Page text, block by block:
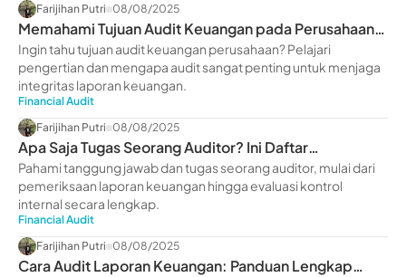
Farijihan Putri 08/08/2025
Memahami Tujuan Audit Keuangan pada Perusahaan,
Lengkap!
Ingin tahu tujuan audit keuangan perusahaan? Pelajari
pengertian dan mengapa audit sangat penting untuk menjaga
integritas laporan keuangan.
Financial Audit
Farijihan Putri 08/08/2025
Apa Saja Tugas Seorang Auditor? Ini Daftar
Lengkapnya
Pahami tanggung jawab dan tugas seorang auditor, mulai dari
pemeriksaan laporan keuangan hingga evaluasi kontrol
internal secara lengkap.
Financial Audit
Farijihan Putri 08/08/2025
Cara Audit Laporan Keuangan: Panduan Lengkap